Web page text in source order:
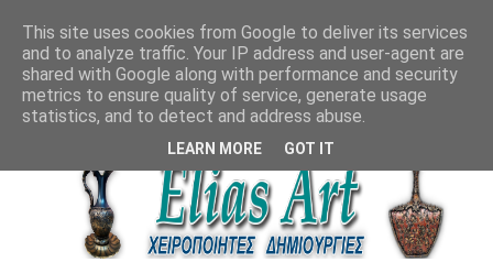
This site uses cookies from Google to deliver its services
and to analyze traffic. Your IP address and user-agent are
shared with Google along with performance and security
metrics to ensure quality of service, generate usage
statistics, and to detect and address abuse.
LEARN MORE GOT IT